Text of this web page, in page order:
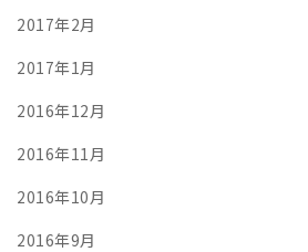
2017年2月
2017年1月
2016年12月
2016年11月
2016年10月
2016年9月